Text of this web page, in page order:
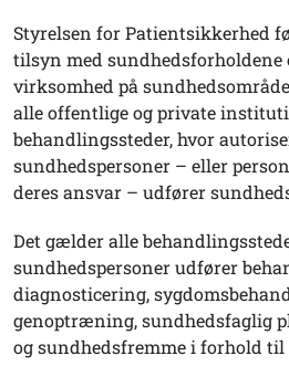
Styrelsen for Patientsikkerhed
tilsyn med sundhedsforholdene
virksomhed på
alle offentlige og private
behandlingssteder, hvor
sundhedspersoner – eller
deres ansvar – udfører
Det gælder alle
sundhedspersoner udfører
diagnosticering,
genoptræning, sundhedsfaglig
og sundhedsfremme i forhold